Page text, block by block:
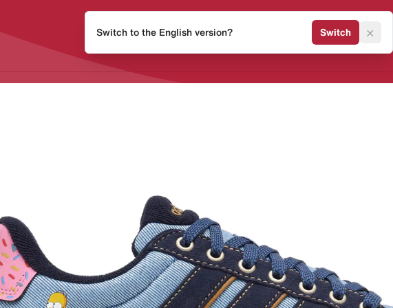
Release Kalender Sneaker
Switch to the English version? Switch ×